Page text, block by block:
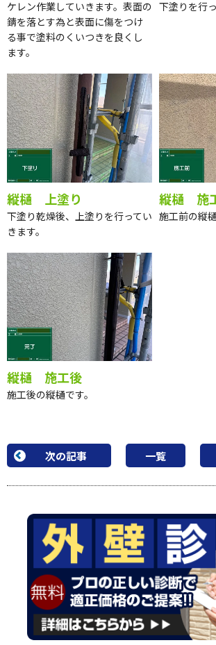
ケレン作業していきます。表面の
錆を落とす為と表面に傷をつけ
る事で塗料のくいつきを良くし
ます。
下塗りを行
縦樋 上塗り
下塗り乾燥後、上塗りを行ってい
きます。
縦樋 施
施工前の縦樋
縦樋 施工後
施工後の縦樋です。
次の記事 一覧